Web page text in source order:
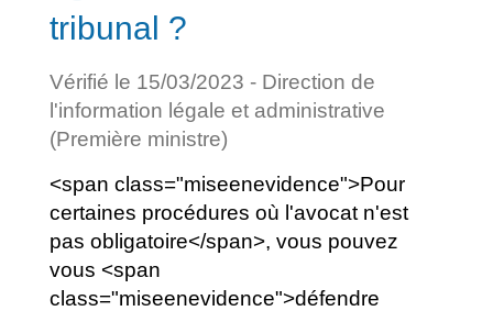
tribunal ?
Vérifié le 15/03/2023 - Direction de
l'information légale et administrative
(Première ministre)
<span class="miseenevidence">Pour
certaines procédures où l'avocat n'est
pas obligatoire</span>, vous pouvez
vous <span
class="miseenevidence">défendre